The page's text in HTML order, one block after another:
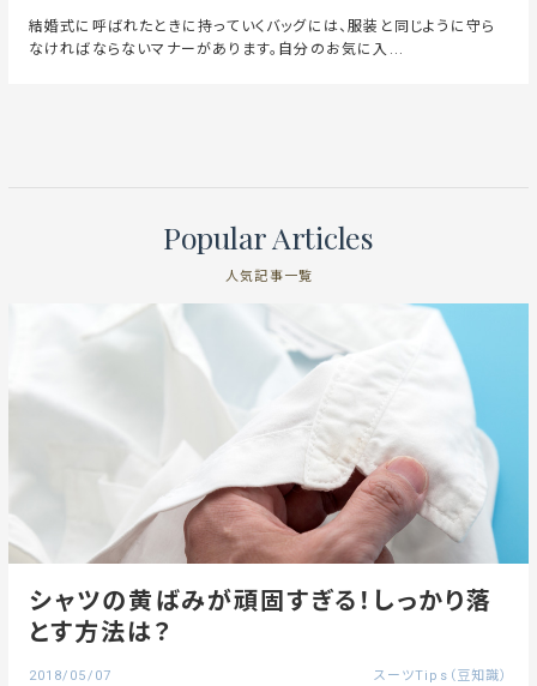
結婚式に呼ばれたときに持っていくバッグには、服装と同じように守ら
なければならないマナーがあります。自分のお気に入...
Popular Articles
人気記事一覧
シャツの黄ばみが頑固すぎる！しっかり落
とす方法は？
2018/05/07 スーツTips（豆知識）